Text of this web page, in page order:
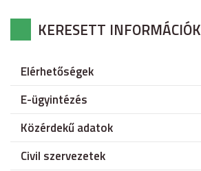
KERESETT INFORMÁCIÓK
Elérhetőségek
E-ügyintézés
Közérdekű adatok
Civil szervezetek